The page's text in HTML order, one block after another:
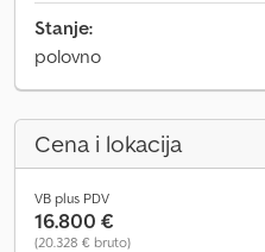
Stanje:
polovno
Cena i lokacija
VB plus PDV
16.800 €
(20.328 € bruto)